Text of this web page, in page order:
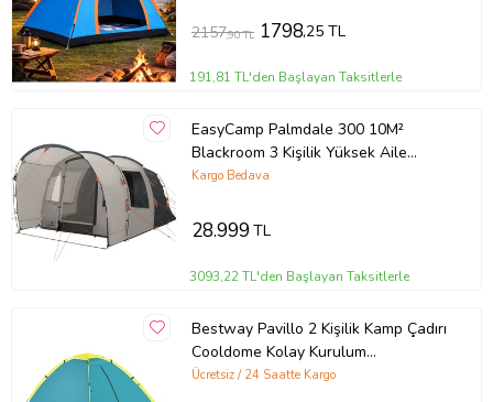
2157,90 TL 1798,25 TL
191,81 TL'den Başlayan Taksitlerle
EasyCamp Palmdale 300 10M²
Blackroom 3 Kişilik Yüksek Aile
Çadırı (Karışık)
Kargo Bedava
28.999TL
3093,22 TL'den Başlayan Taksitlerle
Bestway Pavillo 2 Kişilik Kamp Çadırı
Cooldome Kolay Kurulum
205x145x100 cm Mavi
Ücretsiz / 24 Saatte Kargo